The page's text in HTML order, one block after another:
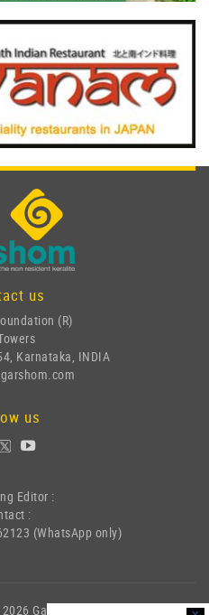
us
(R)
Karnataka, INDIA
us
Editor :
:
(WhatsApp only)
Garshom